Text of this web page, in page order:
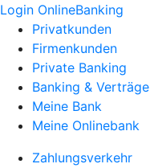
Login OnlineBanking
Privatkunden
Firmenkunden
Private Banking
Banking & Verträge
Meine Bank
Meine Onlinebank
Zahlungsverkehr